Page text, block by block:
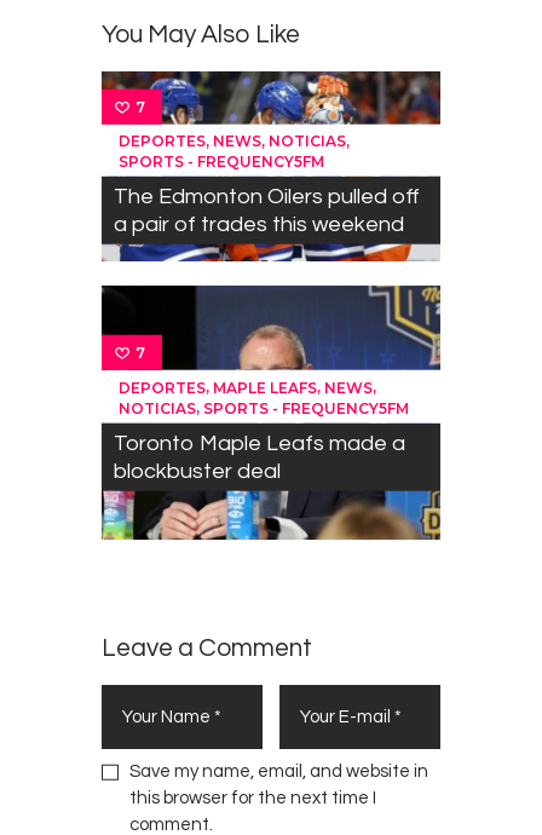
You May Also Like
7
DEPORTES, NEWS, NOTICIAS,
SPORTS - FREQUENCY5FM
The Edmonton Oilers pulled off
a pair of trades this weekend
7
DEPORTES, MAPLE LEAFS, NEWS,
NOTICIAS, SPORTS - FREQUENCY5FM
Toronto Maple Leafs made a
blockbuster deal
Leave a Comment
Save my name, email, and website in
this browser for the next time I
comment.